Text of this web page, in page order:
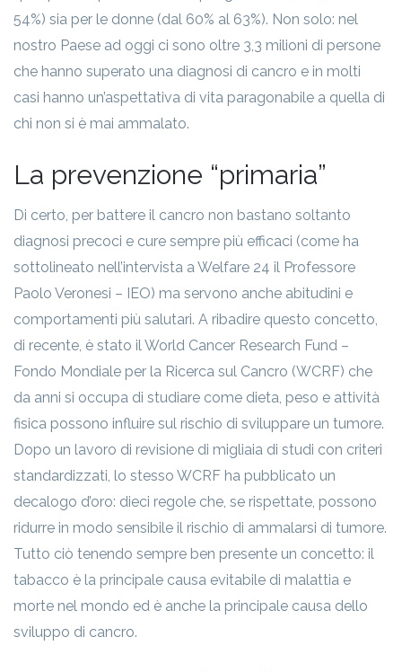
54%) sia per le donne (dal 60% al 63%). Non solo: nel
nostro Paese ad oggi ci sono oltre 3,3 milioni di persone
che hanno superato una diagnosi di cancro e in molti
casi hanno un’aspettativa di vita paragonabile a quella di
chi non si è mai ammalato.
La prevenzione “primaria”
Di certo, per battere il cancro non bastano soltanto
diagnosi precoci e cure sempre più efficaci (come ha
sottolineato nell’intervista a Welfare 24 il Professore
Paolo Veronesi – IEO) ma servono anche abitudini e
comportamenti più salutari. A ribadire questo concetto,
di recente, è stato il World Cancer Research Fund –
Fondo Mondiale per la Ricerca sul Cancro (WCRF) che
da anni si occupa di studiare come dieta, peso e attività
fisica possono influire sul rischio di sviluppare un tumore.
Dopo un lavoro di revisione di migliaia di studi con criteri
standardizzati, lo stesso WCRF ha pubblicato un
decalogo d’oro: dieci regole che, se rispettate, possono
ridurre in modo sensibile il rischio di ammalarsi di tumore.
Tutto ciò tenendo sempre ben presente un concetto: il
tabacco è la principale causa evitabile di malattia e
morte nel mondo ed è anche la principale causa dello
sviluppo di cancro.